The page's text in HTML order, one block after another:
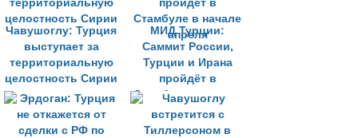
Чавушоглу: Турция
выступает за
территориальную
целостность Сирии
МИД Турции:
Саммит России,
Турции и Ирана
пройдёт в
Стамбуле в начале
апреля